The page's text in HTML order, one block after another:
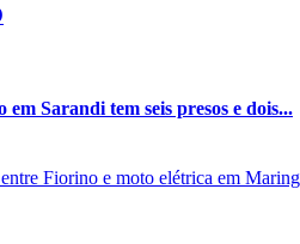
Sarandi tem seis presos e dois...